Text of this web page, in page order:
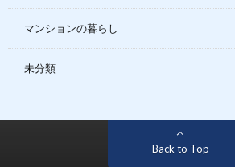
マンションの暮らし
未分類
Back to Top